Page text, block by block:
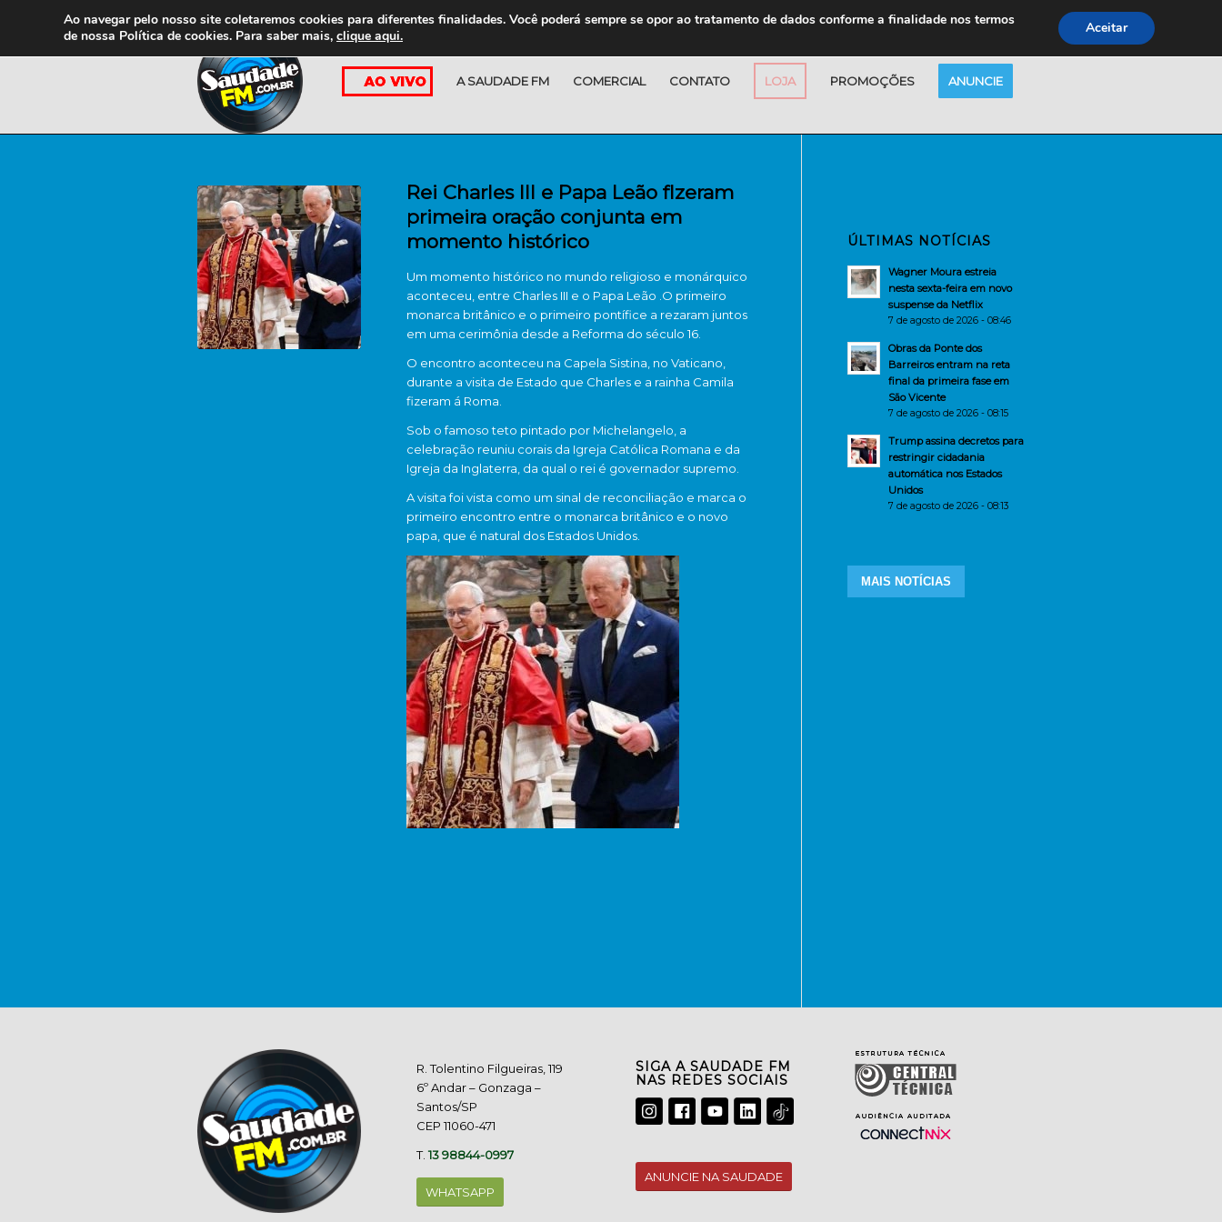
A SAUDADE FM COMERCIAL CONTATO LOJA PROMOÇÕES ANUNCIE
Rei Charles III e Papa Leão fIzeram
primeira oração conjunta em
momento histórico
Um momento histórico no mundo religioso e monárquico
aconteceu, entre Charles III e o Papa Leão .O primeiro
monarca britânico e o primeiro pontífice a rezaram juntos
em uma cerimônia desde a Reforma do século 16.
O encontro aconteceu na Capela Sistina, no Vaticano,
durante a visita de Estado que Charles e a rainha Camila
fizeram á Roma.
Sob o famoso teto pintado por Michelangelo, a
celebração reuniu corais da Igreja Católica Romana e da
Igreja da Inglaterra, da qual o rei é governador supremo.
A visita foi vista como um sinal de reconciliação e marca o
primeiro encontro entre o monarca britânico e o novo
papa, que é natural dos Estados Unidos.
ÚLTIMAS NOTÍCIAS
Wagner Moura estreia
nesta sexta-feira em novo
suspense da Netflix
7 de agosto de 2026 - 08:46
Obras da Ponte dos
Barreiros entram na reta
final da primeira fase em
São Vicente
7 de agosto de 2026 - 08:15
Trump assina decretos para
restringir cidadania
automática nos Estados
Unidos
7 de agosto de 2026 - 08:13
MAIS NOTÍCIAS
R. Tolentino Filgueiras, 119
6º Andar – Gonzaga –
Santos/SP
CEP 11060-471
T.13 98844-0997
WHATSAPP
SIGA A SAUDADE FM
NAS REDES SOCIAIS
ANUNCIE NA SAUDADE
Ao navegar pelo nosso site coletaremos cookies para diferentes finalidades. Você poderá sempre se opor ao tratamento de dados conforme a finalidade nos termos
de nossa Política de cookies. Para saber mais, clique aqui. Aceitar